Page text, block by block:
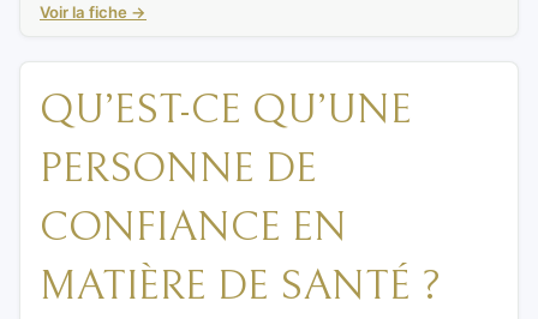
Voir la fiche →
QU’EST-CE QU’UNE
PERSONNE DE
CONFIANCE EN
MATIÈRE DE SANTÉ ?